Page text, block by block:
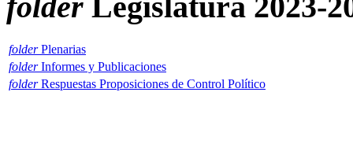
xnxx
Hindi
Videos
Xnxx
folder Plenarias
folder Informes y Publicaciones
folder Respuestas Proposiciones de Control Político